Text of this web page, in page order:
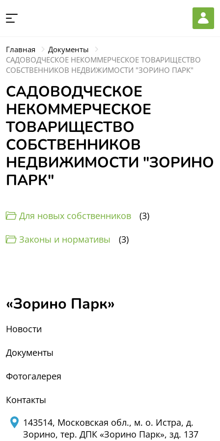
Главная
Документы
САДОВОДЧЕСКОЕ НЕКОММЕРЧЕСКОЕ ТОВАРИЩЕСТВО
СОБСТВЕННИКОВ НЕДВИЖИМОСТИ "ЗОРИНО ПАРК"
САДОВОДЧЕСКОЕ
НЕКОММЕРЧЕСКОЕ
ТОВАРИЩЕСТВО
СОБСТВЕННИКОВ
НЕДВИЖИМОСТИ "ЗОРИНО
ПАРК"
Для новых собственников
3
Законы и нормативы
3
«Зорино Парк»
Новости
Документы
Фотогалерея
Контакты
143514, Московская обл., м. о. Истра, д.
Зорино, тер. ДПК «Зорино Парк», зд. 137